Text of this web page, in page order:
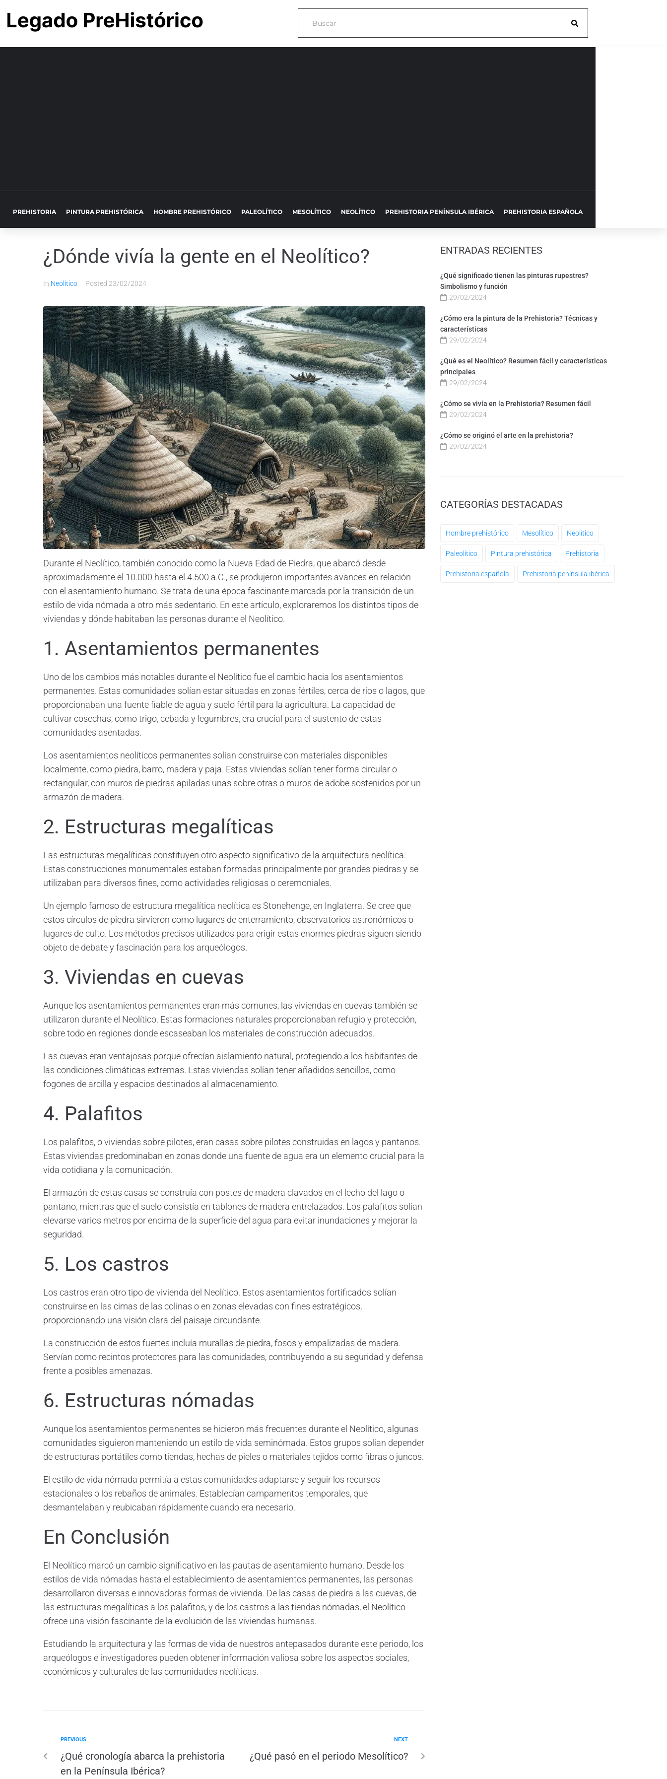
PREHISTORIA PINTURA PREHISTÓRICA HOMBRE PREHISTÓRICO PALEOLÍTICO MESOLÍTICO NEOLÍTICO PREHISTORIA PENÍNSULA IBÉRICA PREHISTORIA ESPAÑOLA
¿Dónde vivía la gente en el Neolítico?
In Neolítico Posted 23/02/2024
Durante el Neolítico, también conocido como la Nueva Edad de Piedra, que abarcó desde
aproximadamente el 10.000 hasta el 4.500 a.C., se produjeron importantes avances en relación
con el asentamiento humano. Se trata de una época fascinante marcada por la transición de un
estilo de vida nómada a otro más sedentario. En este artículo, exploraremos los distintos tipos de
viviendas y dónde habitaban las personas durante el Neolítico.
1. Asentamientos permanentes
Uno de los cambios más notables durante el Neolítico fue el cambio hacia los asentamientos
permanentes. Estas comunidades solían estar situadas en zonas fértiles, cerca de ríos o lagos, que
proporcionaban una fuente fiable de agua y suelo fértil para la agricultura. La capacidad de
cultivar cosechas, como trigo, cebada y legumbres, era crucial para el sustento de estas
comunidades asentadas.
Los asentamientos neolíticos permanentes solían construirse con materiales disponibles
localmente, como piedra, barro, madera y paja. Estas viviendas solían tener forma circular o
rectangular, con muros de piedras apiladas unas sobre otras o muros de adobe sostenidos por un
armazón de madera.
2. Estructuras megalíticas
Las estructuras megalíticas constituyen otro aspecto significativo de la arquitectura neolítica.
Estas construcciones monumentales estaban formadas principalmente por grandes piedras y se
utilizaban para diversos fines, como actividades religiosas o ceremoniales.
Un ejemplo famoso de estructura megalítica neolítica es Stonehenge, en Inglaterra. Se cree que
estos círculos de piedra sirvieron como lugares de enterramiento, observatorios astronómicos o
lugares de culto. Los métodos precisos utilizados para erigir estas enormes piedras siguen siendo
objeto de debate y fascinación para los arqueólogos.
3. Viviendas en cuevas
Aunque los asentamientos permanentes eran más comunes, las viviendas en cuevas también se
utilizaron durante el Neolítico. Estas formaciones naturales proporcionaban refugio y protección,
sobre todo en regiones donde escaseaban los materiales de construcción adecuados.
Las cuevas eran ventajosas porque ofrecían aislamiento natural, protegiendo a los habitantes de
las condiciones climáticas extremas. Estas viviendas solían tener añadidos sencillos, como
fogones de arcilla y espacios destinados al almacenamiento.
4. Palafitos
Los palafitos, o viviendas sobre pilotes, eran casas sobre pilotes construidas en lagos y pantanos.
Estas viviendas predominaban en zonas donde una fuente de agua era un elemento crucial para la
vida cotidiana y la comunicación.
El armazón de estas casas se construía con postes de madera clavados en el lecho del lago o
pantano, mientras que el suelo consistía en tablones de madera entrelazados. Los palafitos solían
elevarse varios metros por encima de la superficie del agua para evitar inundaciones y mejorar la
seguridad.
5. Los castros
Los castros eran otro tipo de vivienda del Neolítico. Estos asentamientos fortificados solían
construirse en las cimas de las colinas o en zonas elevadas con fines estratégicos,
proporcionando una visión clara del paisaje circundante.
La construcción de estos fuertes incluía murallas de piedra, fosos y empalizadas de madera.
Servían como recintos protectores para las comunidades, contribuyendo a su seguridad y defensa
frente a posibles amenazas.
6. Estructuras nómadas
Aunque los asentamientos permanentes se hicieron más frecuentes durante el Neolítico, algunas
comunidades siguieron manteniendo un estilo de vida seminómada. Estos grupos solían depender
de estructuras portátiles como tiendas, hechas de pieles o materiales tejidos como fibras o juncos.
El estilo de vida nómada permitía a estas comunidades adaptarse y seguir los recursos
estacionales o los rebaños de animales. Establecían campamentos temporales, que
desmantelaban y reubicaban rápidamente cuando era necesario.
En Conclusión
El Neolítico marcó un cambio significativo en las pautas de asentamiento humano. Desde los
estilos de vida nómadas hasta el establecimiento de asentamientos permanentes, las personas
desarrollaron diversas e innovadoras formas de vivienda. De las casas de piedra a las cuevas, de
las estructuras megalíticas a los palafitos, y de los castros a las tiendas nómadas, el Neolítico
ofrece una visión fascinante de la evolución de las viviendas humanas.
Estudiando la arquitectura y las formas de vida de nuestros antepasados durante este periodo, los
arqueólogos e investigadores pueden obtener información valiosa sobre los aspectos sociales,
económicos y culturales de las comunidades neolíticas.
PREVIOUS
¿Qué cronología abarca la prehistoria
en la Península Ibérica?
NEXT
¿Qué pasó en el periodo Mesolítico?
ENTRADAS RECIENTES
¿Qué significado tienen las pinturas rupestres?
Simbolismo y función
29/02/2024
¿Cómo era la pintura de la Prehistoria? Técnicas y
características
29/02/2024
¿Qué es el Neolítico? Resumen fácil y características
principales
29/02/2024
¿Cómo se vivía en la Prehistoria? Resumen fácil
29/02/2024
¿Cómo se originó el arte en la prehistoria?
29/02/2024
CATEGORÍAS DESTACADAS
Hombre prehistórico Mesolítico Neolítico
Paleolítico Pintura prehistórica Prehistoria
Prehistoria española Prehistoria península ibérica